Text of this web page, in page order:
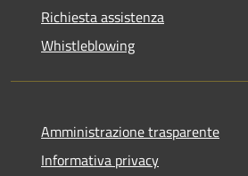
Richiesta assistenza
Whistleblowing
Amministrazione trasparente
Informativa privacy